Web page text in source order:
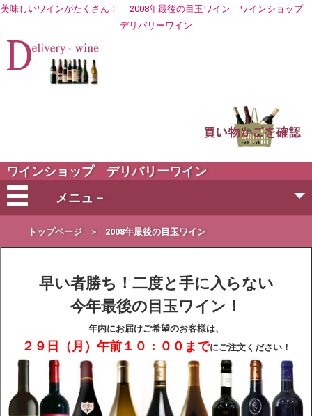
美味しいワインがたくさん！ 2008年最後の目玉ワイン ワインショップ
デリバリーワイン
ワインショップ デリバリーワイン
メニュ－
会社概要
ご注文方法
営業日・お届け日
配送・送料
お支払
トップページ > 2008年最後の目玉ワイン
早い者勝ち！二度と手に入らない
今年最後の目玉ワイン！
年内にお届けご希望のお客様は、
２９日（月）午前１０：００までにご注文ください！